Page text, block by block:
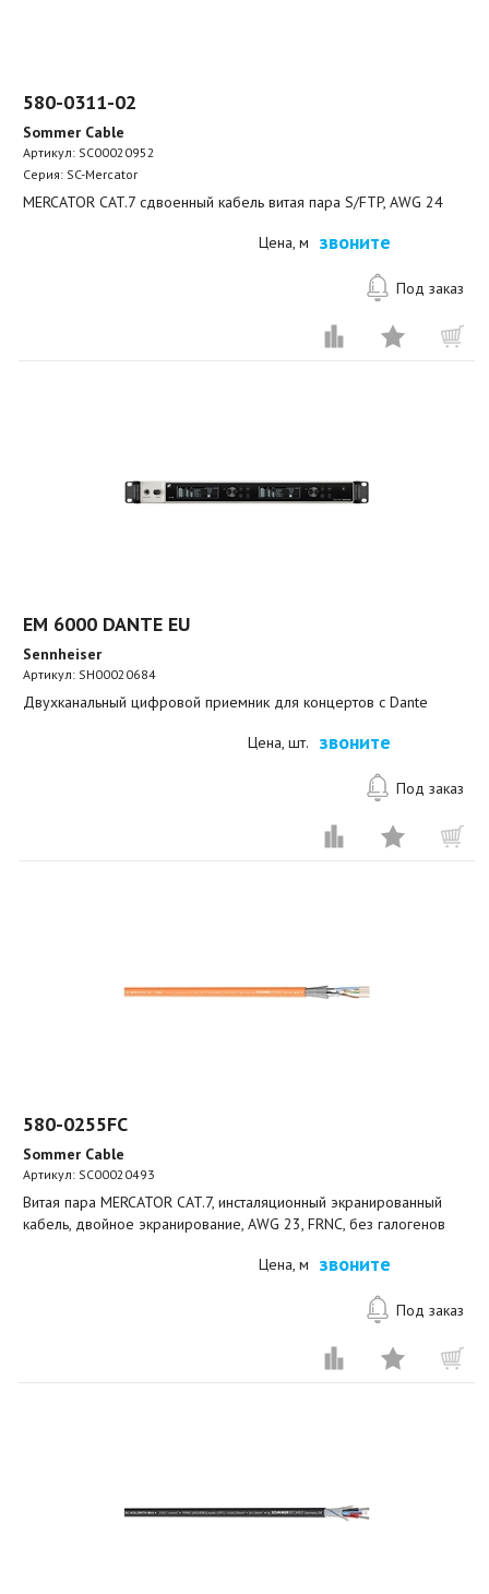
580-0311-02
Sommer Cable
Артикул: SC00020952
Серия: SC-Mercator
MERCATOR CAT.7 cдвоенный кабель витая пара S/FTP, AWG 24
Цена, м звоните
Под заказ
EM 6000 DANTE EU
Sennheiser
Артикул: SH00020684
Двухканальный цифровой приемник для концертов с Dante
Цена, шт. звоните
Под заказ
580-0255FC
Sommer Cable
Артикул: SC00020493
Витая пара MERCATOR CAT.7, инсталяционный экранированный
кабель, двойное экранирование, AWG 23, FRNC, без галогенов
Цена, м звоните
Под заказ